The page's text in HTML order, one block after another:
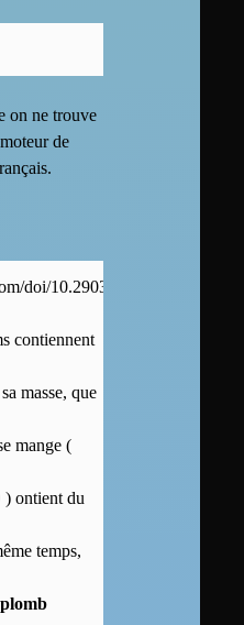
on ne trouve
de
doi/10.2903/j.efsa.2016.4545/
contiennent
masse, que
mange (
ontient du
temps,